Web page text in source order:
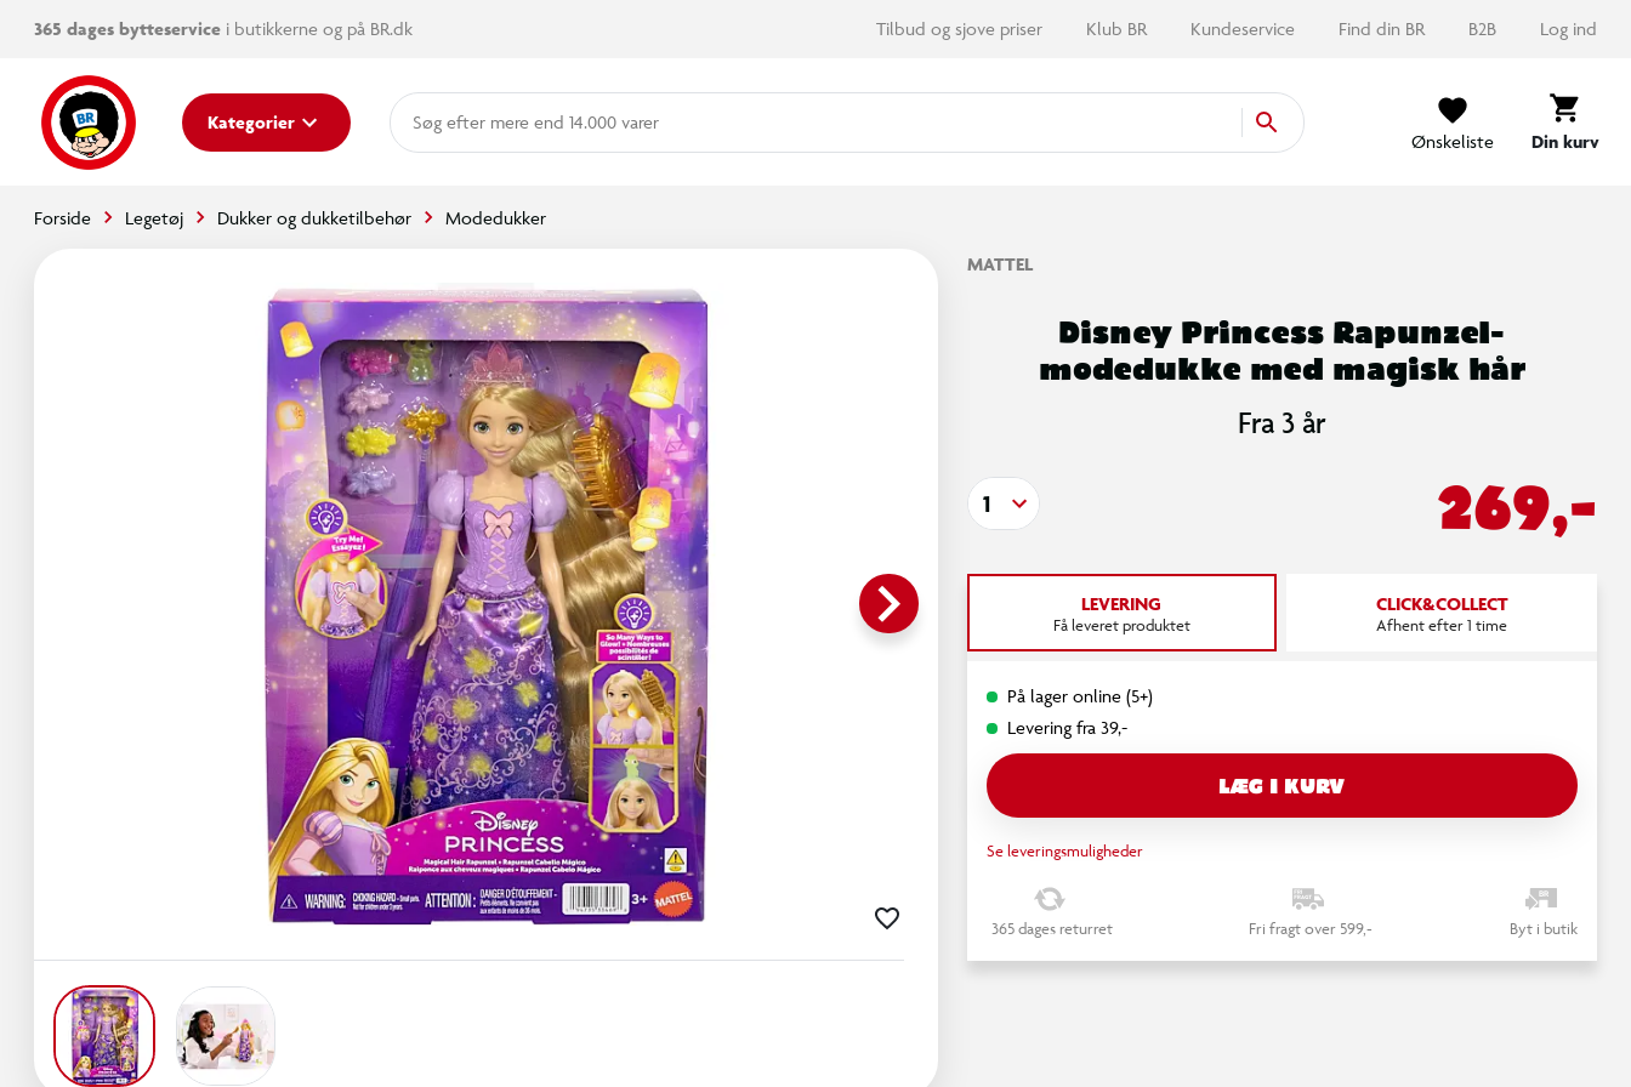
365 dages bytteservice i butikkerne og på BR.dk Tilbud og sjove priser Klub BR Kundeservice Find din BR B2B Log ind
Kategorier
mere end 14.000 varer
Ønskeliste
Din kurv
Forside Legetøj Dukker og dukketilbehør Modedukker
keyboard_arrow_right
MATTEL
Disney Princess Rapunzel-
modedukke med magisk hår
Fra 3 år
269,-
1
LEVERING
Få leveret produktet
CLICK&COLLECT
Afhent efter 1 time
På lager online (5+)
Levering fra 39,-
LÆG I KURV
Se leveringsmuligheder
365 dages returret Fri fragt over 599,- Byt i butik